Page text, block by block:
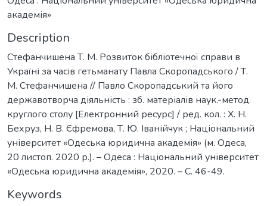
академія»
Description
Стефанчишена Т. М. Розвиток бібліотечної справи в
Україні за часів гетьманату Павла Скоропадського / Т.
М. Стефанчишена // Павло Скоропадський та його
державотворча діяльність : зб. матеріалів наук.-метод.
круглого столу [Електронний ресурс] / ред. кол. : Х. Н.
Бехруз, Н. В. Єфремова, Т. Ю. Іванійчук ; Національний
університет «Одеська юридична академія» (м. Одеса,
20 листоп. 2020 р.). – Одеса : Національний університет
«Одеська юридична академія», 2020. – С. 46-49.
Keywords